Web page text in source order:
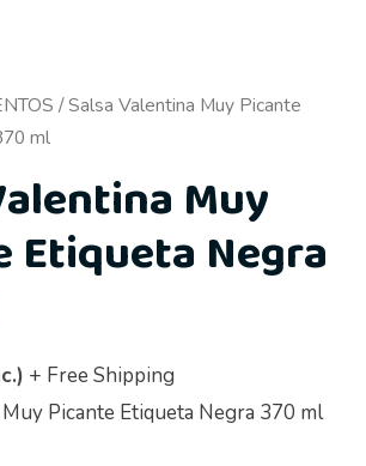
/ Salsa Valentina Muy Picante
ml
Muy
Etiqueta Negra
+ Free Shipping
Picante Etiqueta Negra 370 ml